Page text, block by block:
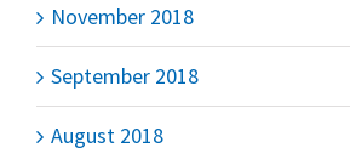
November 2018
September 2018
August 2018